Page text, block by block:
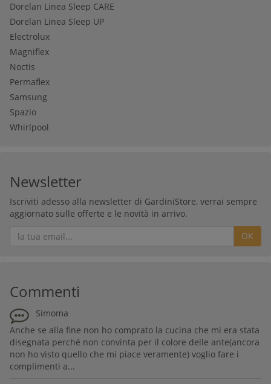
Dorelan Linea Sleep CARE
Dorelan Linea Sleep UP
Electrolux
Magniflex
Noctis
Permaflex
Samsung
Spazio
Whirlpool
Newsletter
Iscriviti adesso alla newsletter di GardiniStore, verrai sempre
aggiornato sulle offerte e le novità in arrivo.
OK
Commenti
Simoma
Anche se alla fine non ho comprato la cucina che mi era stata
disegnata perché non convinta per il colore delle ante(ancora
non ho visto quello che mi piace veramente) voglio fare i
complimenti a...